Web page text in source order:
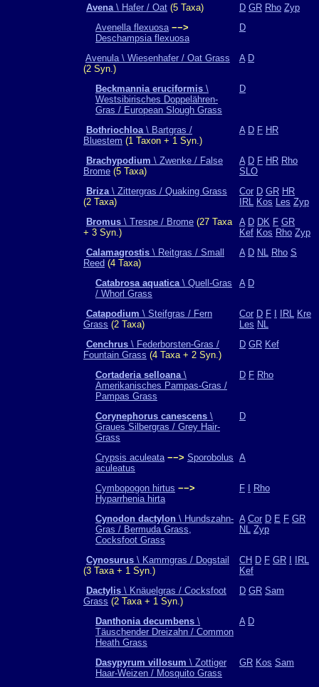
Avena\ Hafer / Oat (5 Taxa) D GR Rho Zyp
Avenella flexuosa −−>
Deschampsia flexuosa
D
Avenula \ Wiesenhafer / Oat Grass
(2 Syn.)
A D
Beckmannia eruciformis \
Westsibirisches Doppelähren-
Gras / European Slough Grass
D
Bothriochloa\ Bartgras /
Bluestem (1 Taxon + 1 Syn.)
A D F HR
Brachypodium \ Zwenke / False
Brome (5 Taxa)
A D F HR Rho
SLO
Briza\ Zittergras / Quaking Grass
(2 Taxa)
Cor D GR HR
IRL Kos Les Zyp
Bromus \ Trespe / Brome (27 Taxa
+ 3 Syn.)
A D DK F GR
Kef Kos Rho Zyp
Calamagrostis \ Reitgras / Small
Reed (4 Taxa)
A D NL Rho S
Catabrosa aquatica\ Quell-Gras
/ Whorl Grass
A D
Catapodium \ Steifgras / Fern
Grass (2 Taxa)
Cor D F IRL Kre
Les NL
Cenchrus \ Federborsten-Gras /
Fountain Grass (4 Taxa + 2 Syn.)
D GR Kef
Cortaderia selloana\
Amerikanisches Pampas-Gras /
Pampas Grass
D F Rho
Corynephorus canescens \
Graues Silbergras / Grey Hair-
Grass
D
Crypsis aculeata −−> Sporobolus
aculeatus
A
Cymbopogon hirtus −−>
Hyparrhenia hirta
F Rho
Cynodon dactylon \ Hundszahn-
Gras / Bermuda Grass,
Cocksfoot Grass
A Cor D E F GR
NL Zyp
Cynosurus \ Kammgras / Dogstail
(3 Taxa + 1 Syn.)
CH D F GR
IRL
Kef
Dactylis \ Knäuelgras / Cocksfoot
Grass (2 Taxa + 1 Syn.)
D GR Sam
Danthonia decumbens \
Täuschender Dreizahn / Common
Heath Grass
A D
Dasypyrum villosum \ Zottiger
Haar-Weizen / Mosquito Grass
GR Kos Sam